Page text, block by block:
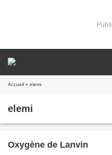
Accueil » elemi
elemi
Oxygène de Lanvin